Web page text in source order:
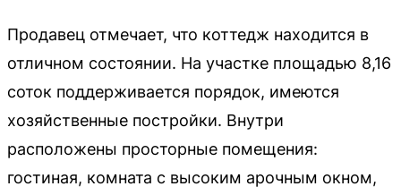
Продавец отмечает, что коттедж находится в
отличном состоянии. На участке площадью 8,16
соток поддерживается порядок, имеются
хозяйственные постройки. Внутри
расположены просторные помещения:
гостиная, комната с высоким арочным окном,